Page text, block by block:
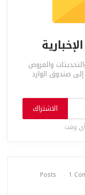
والعروض
صندوق الوارد
الاشتراك
وقت
1